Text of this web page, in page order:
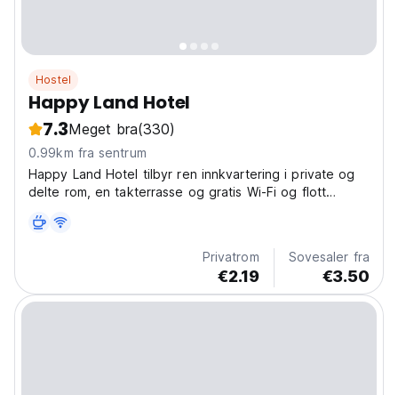
Hostel
Happy Land Hotel
7.3Meget bra(330)
0.99km fra sentrum
Happy Land Hotel tilbyr ren innkvartering i private og
delte rom, en takterrasse og gratis Wi-Fi og flott
Privatrom
€2.19
Sovesaler fra
€3.50